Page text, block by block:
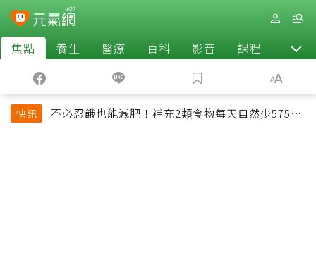
焦點 養生 醫療 百科 影音 課程 退休
快訊
不必忍餓也能減肥！補充2類食物每天自然少575大